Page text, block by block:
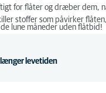
for flåter og dræber dem,
stoffer som påvirker
lune måneder uden flåtbid!
levetiden